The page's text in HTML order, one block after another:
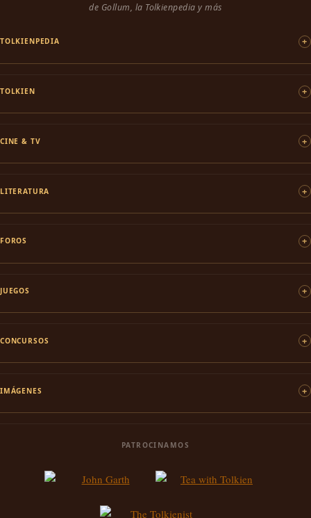
de Gollum, la Tolkienpedia y más
TOLKIENPEDIA
TOLKIEN
CINE & TV
LITERATURA
FOROS
JUEGOS
CONCURSOS
IMÁGENES
PATROCINAMOS